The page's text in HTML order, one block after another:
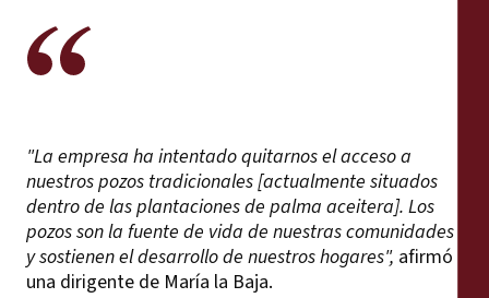
"La empresa ha intentado quitarnos el acceso a
nuestros pozos tradicionales [actualmente situados
dentro de las plantaciones de palma aceitera]. Los
pozos son la fuente de vida de nuestras comunidades
y sostienen el desarrollo de nuestros hogares", afirmó
una dirigente de María la Baja.